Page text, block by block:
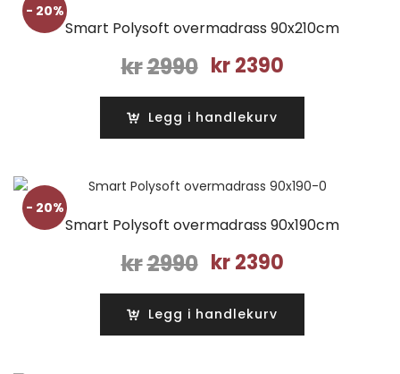
- 20%
Smart Polysoft overmadrass 90x210cm
kr2990
Opprinnelig
var:
kr2990.
kr 2390Nåværende
kr2390.
Legg i handlekurv
- 20%
Smart Polysoft overmadrass 90x190cm
kr2990
Opprinnelig
var:
kr2990.
kr 2390Nåværende
kr2390.
Legg i handlekurv